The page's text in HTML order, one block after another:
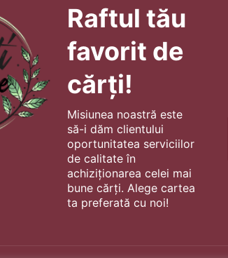
Raftul tău
favorit de
cărți!
Misiunea noastră este
să-i dăm clientului
oportunitatea serviciilor
de calitate în
achiziționarea celei mai
bune cărți. Alege cartea
ta preferată cu noi!